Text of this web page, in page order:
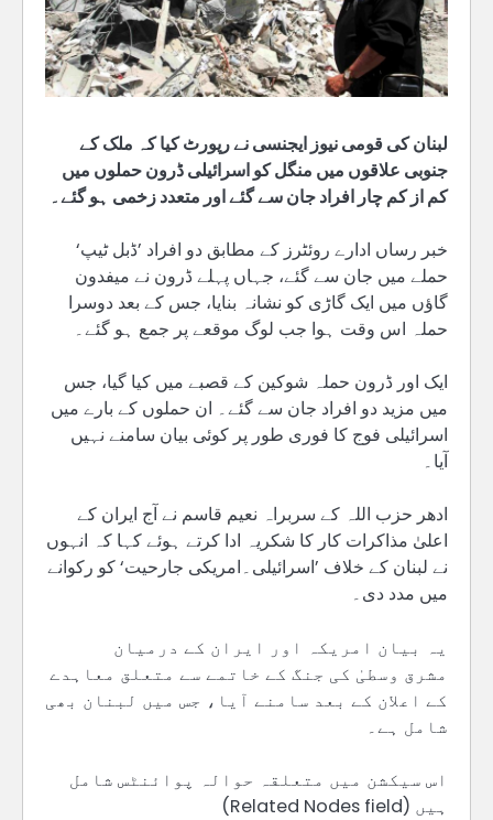
لبنان کی قومی نیوز ایجنسی نے رپورٹ کیا کہ ملک کے
جنوبی علاقوں میں منگل کو اسرائیلی ڈرون حملوں میں
کم از کم چار افراد جان سے گئے اور متعدد زخمی ہو گئے۔
خبر رساں ادارے روئٹرز کے مطابق دو افراد ’ڈبل ٹیپ‘
حملے میں جان سے گئے، جہاں پہلے ڈرون نے میفدون
گاؤں میں ایک گاڑی کو نشانہ بنایا، جس کے بعد دوسرا
حملہ اس وقت ہوا جب لوگ موقعے پر جمع ہو گئے۔
ایک اور ڈرون حملہ شوکین کے قصبے میں کیا گیا، جس
میں مزید دو افراد جان سے گئے۔ ان حملوں کے بارے میں
اسرائیلی فوج کا فوری طور پر کوئی بیان سامنے نہیں
آیا۔
ادھر حزب اللہ کے سربراہ نعیم قاسم نے آج ایران کے
اعلیٰ مذاکرات کار کا شکریہ ادا کرتے ہوئے کہا کہ انہوں
نے لبنان کے خلاف ’اسرائیلی۔امریکی جارحیت‘ کو رکوانے
میں مدد دی۔
یہ بیان امریکہ اور ایران کے درمیان
مشرق وسطیٰ کی جنگ کے خاتمے سے متعلق معاہدے
کے اعلان کے بعد سامنے آیا، جس میں لبنان بھی
شامل ہے۔
اس سیکشن میں متعلقہ حوالہ پوائنٹس شامل
ہیں (Related Nodes field)